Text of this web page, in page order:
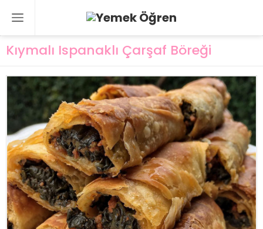
Kıymalı Ispanaklı Çarşaf Böreği